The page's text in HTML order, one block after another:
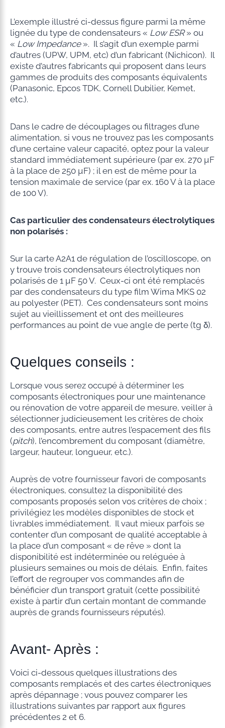
L’exemple illustré ci-dessus figure parmi la même
lignée du type de condensateurs « Low ESR» ou
« Low Impedance». Il s’agit d’un exemple parmi
d’autres (UPW, UPM, etc) d’un fabricant (Nichicon). Il
existe d’autres fabricants qui proposent dans leurs
gammes de produits des composants équivalents
(Panasonic, Epcos TDK, Cornell Dubilier, Kemet,
etc.).
Dans le cadre de découplages ou filtrages d’une
alimentation, si vous ne trouvez pas les composants
d’une certaine valeur capacité, optez pour la valeur
standard immédiatement supérieure (par ex. 270 µF
à la place de 250 µF) ; il en est de même pour la
tension maximale de service (par ex. 160 V à la place
de 100 V).
Cas particulier des condensateurs électrolytiques
non polarisés :
Sur la carte A2A1 de régulation de l’oscilloscope, on
y trouve trois condensateurs électrolytiques non
polarisés de 1 µF 50 V. Ceux-ci ont été remplacés
par des condensateurs du type film Wima MKS 02
au polyester (PET). Ces condensateurs sont moins
sujet au vieillissement et ont des meilleures
performances au point de vue angle de perte (tg δ).
Quelques conseils :
Lorsque vous serez occupé à déterminer les
composants électroniques pour une maintenance
ou rénovation de votre appareil de mesure, veiller à
sélectionner judicieusement les critères de choix
des composants, entre autres l’espacement des fils
(pitch), l’encombrement du composant (diamètre,
largeur, hauteur, longueur, etc.).
Auprès de votre fournisseur favori de composants
électroniques, consultez la disponibilité des
composants proposés selon vos critères de choix ;
privilégiez les modèles disponibles de stock et
livrables immédiatement. Il vaut mieux parfois se
contenter d’un composant de qualité acceptable à
la place d’un composant « de rêve » dont la
disponibilité est indéterminée ou reléguée à
plusieurs semaines ou mois de délais. Enfin, faites
l’effort de regrouper vos commandes afin de
bénéficier d’un transport gratuit (cette possibilité
existe à partir d’un certain montant de commande
auprès de grands fournisseurs réputés).
Avant- Après :
Voici ci-dessous quelques illustrations des
composants remplacés et des cartes électroniques
après dépannage ; vous pouvez comparer les
illustrations suivantes par rapport aux figures
précédentes 2 et 6.